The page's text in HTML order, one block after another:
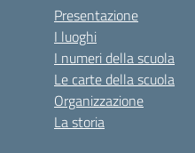
Presentazione
I luoghi
I numeri della scuola
Le carte della scuola
Organizzazione
La storia